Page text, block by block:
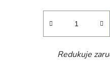
Redukuje